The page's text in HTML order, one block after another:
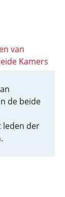
van
Kamers
de beide
leden der